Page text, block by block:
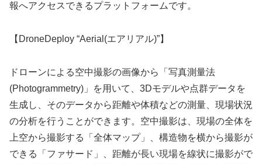
報へアクセスできるプラットフォームです。
【DroneDeploy “Aerial(エアリアル)”】
ドローンによる空中撮影の画像から「写真測量法
(Photogrammetry)」を用いて、3Dモデルや点群データを
生成し、そのデータから距離や体積などの測量、現場状況
の分析を行うことができます。空中撮影は、現場の全体を
上空から撮影する「全体マップ」、構造物を横から撮影が
できる「ファサード」、距離が長い現場を線状に撮影がで